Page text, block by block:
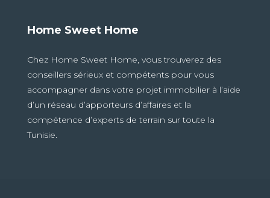
Home Sweet Home
Chez Home Sweet Home, vous trouverez des
conseillers sérieux et compétents pour vous
accompagner dans votre projet immobilier à l’aide
d’un réseau d’apporteurs d’affaires et la
compétence d’experts de terrain sur toute la
Tunisie.